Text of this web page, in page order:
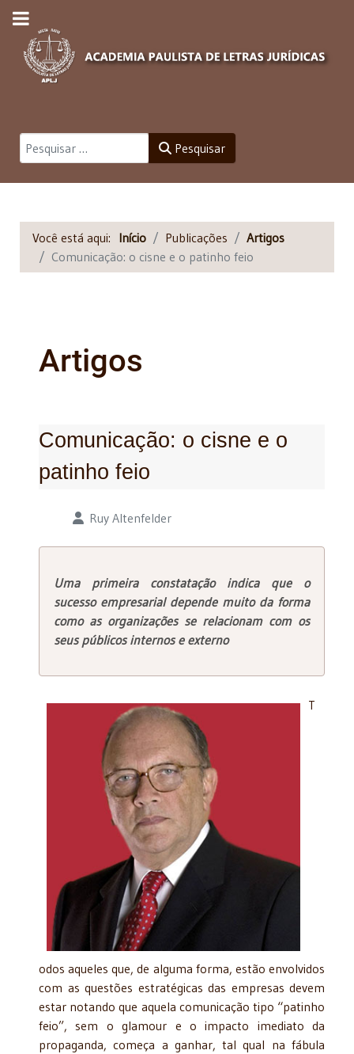
Pesquisar Pesquisar
Você está aqui: Início Publicações
Artigos
Comunicação: o cisne e o patinho feio
Artigos
Comunicação: o cisne e o
patinho feio
Detalhes Ruy Altenfelder
Uma primeira constatação indica que o
sucesso empresarial depende muito da forma
como as organizações se relacionam com os
seus públicos internos e externo
T
odos aqueles que, de alguma forma, estão envolvidos
com as questões estratégicas das empresas devem
estar notando que aquela comunicação tipo “patinho
feio”, sem o glamour e o impacto imediato da
propaganda, começa a ganhar, tal qual na fábula